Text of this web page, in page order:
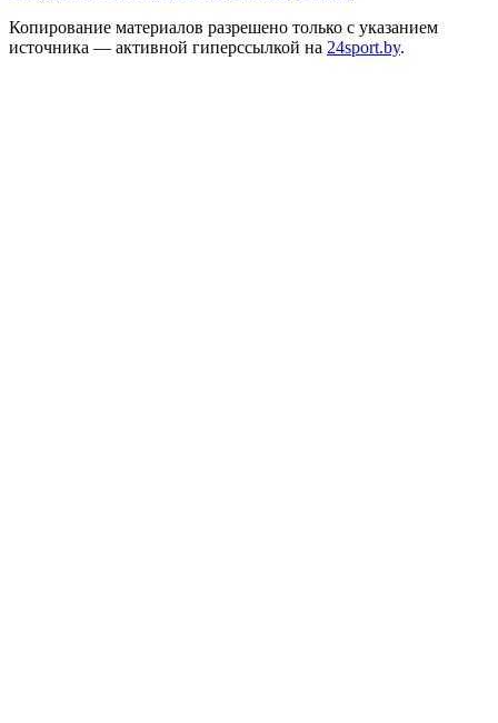
Копирование материалов разрешено только с указанием
источника — активной гиперссылкой на 24sport.by.